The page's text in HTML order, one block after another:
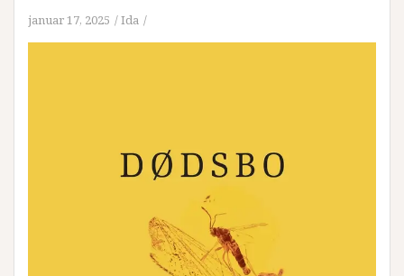
januar 17, 2025 Ida